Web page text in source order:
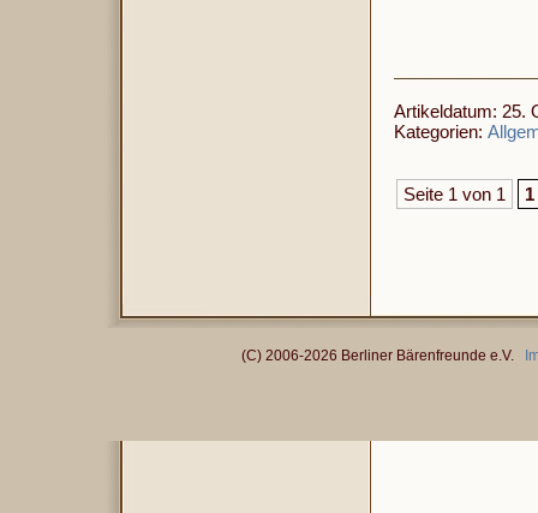
Artikeldatum: 25.
Kategorien:
Seite 1 von 1 1
(C) 2006-2026 Berliner Bärenfreunde e.V.